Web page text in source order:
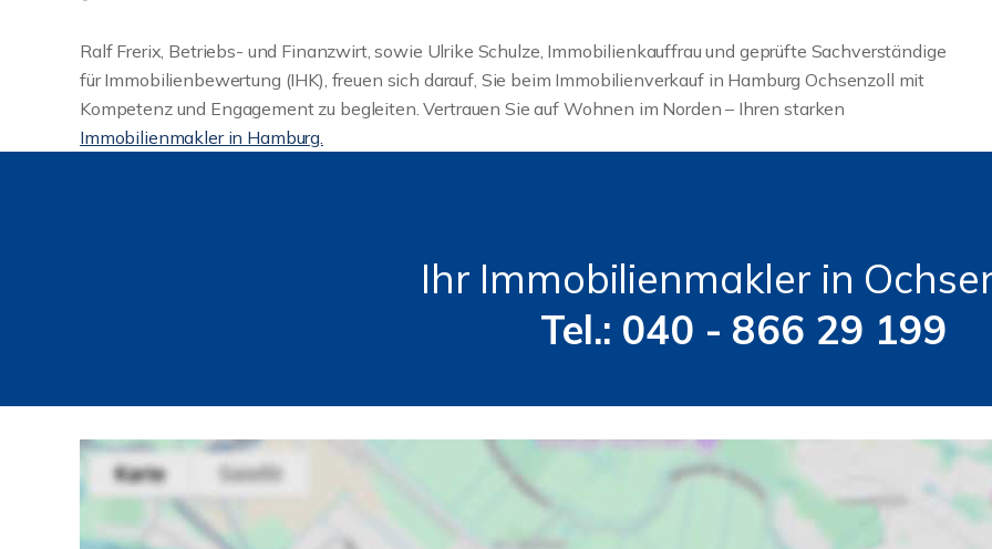
Ralf Frerix, Betriebs- und Finanzwirt, sowie Ulrike Schulze, Immobilienkauffrau und geprüfte Sachverständige
für Immobilienbewertung (IHK), freuen sich darauf, Sie beim Immobilienverkauf in Hamburg Ochsenzoll mit
Kompetenz und Engagement zu begleiten. Vertrauen Sie auf Wohnen im Norden – Ihren starken
Immobilienmakler in Hamburg.
Ihr Immobilienmakler in
Tel.: 040 - 866 29 199